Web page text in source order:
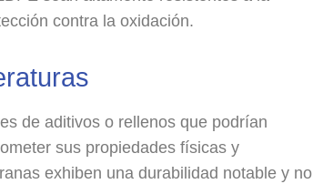
contra la oxidación.
de aditivos o rellenos que podrían
sus propiedades físicas y
exhiben una durabilidad notable y no